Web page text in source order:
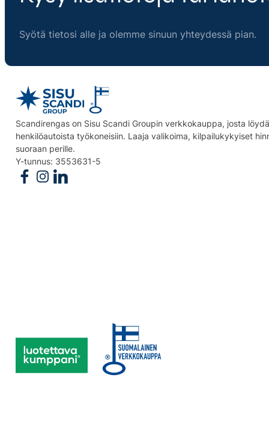
Syötä tietosi alle ja olemme sinuun yhteydessä pian.
Scandirengas on Sisu Scandi Groupin verkkokauppa, josta
henkilöautoista työkoneisiin. Laaja valikoima, kilpailukykyiset
suoraan perille.
Y-tunnus: 3553631-5
Follow us on Facebook
Follow us on Instagram
Follow us on Linkedin